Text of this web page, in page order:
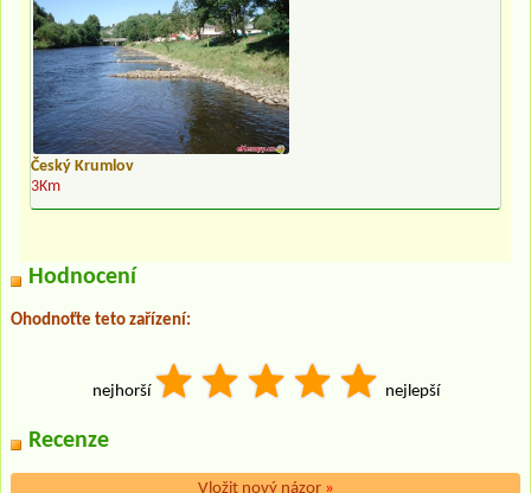
Český Krumlov
3Km
Hodnocení
Ohodnoťte teto zařízení:
nejhorší nejlepší
Recenze
Vložit nový názor »